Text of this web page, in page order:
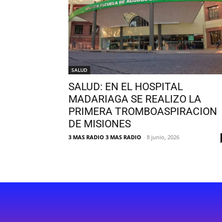
SALUD
SALUD: EN EL HOSPITAL
MADARIAGA SE REALIZO LA
PRIMERA TROMBOASPIRACION
DE MISIONES
3 MAS RADIO 3 MAS RADIO - 8 junio, 2026